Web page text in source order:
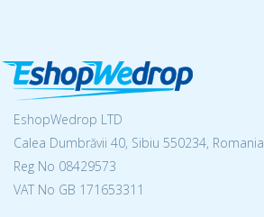
EshopWedrop LTD
Calea Dumbrăvii 40, Sibiu 550234, Romania
Reg No 08429573
VAT No GB 171653311